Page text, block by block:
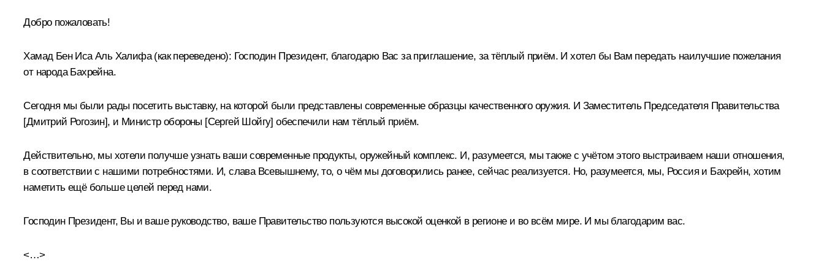
Добро пожаловать!
Хамад Бен Иса Аль Халифа(как переведено): Господин Президент, благодарю Вас за приглашение, за тёплый приём. И хотел бы Вам передать наилучшие пожелания
от народа Бахрейна.
Сегодня мы были рады посетить выставку, на которой были представлены современные образцы качественного оружия. И Заместитель Председателя Правительства
[Дмитрий Рогозин], и Министр обороны [Сергей Шойгу] обеспечили нам тёплый приём.
Действительно, мы хотели получше узнать ваши современные продукты, оружейный комплекс. И, разумеется, мы также с учётом этого выстраиваем наши отношения,
в соответствии с нашими потребностями. И, слава Всевышнему, то, о чём мы договорились ранее, сейчас реализуется. Но, разумеется, мы, Россия и Бахрейн, хотим
наметить ещё больше целей перед нами.
Господин Президент, Вы и ваше руководство, ваше Правительство пользуются высокой оценкой в регионе и во всём мире. И мы благодарим вас.
<…>